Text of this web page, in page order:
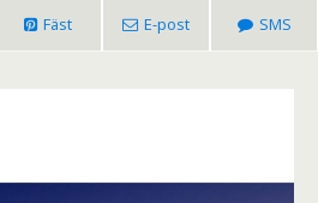
Fäst E-post SMS